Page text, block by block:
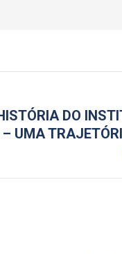
DO
– UMA